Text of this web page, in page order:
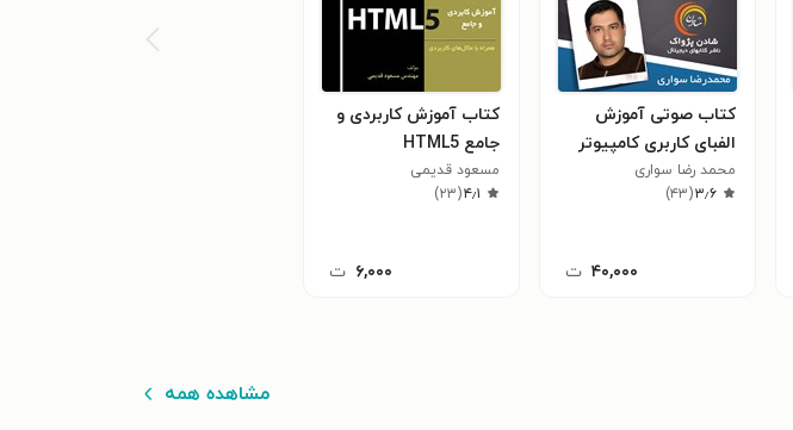
کتاب صوتی آموزش
الفبای کاربری کامپیوتر
محمد رضا سواری
۳٫۶(۴۳)
۴۰,۰۰۰ ت
کتاب آموزش کاربردی و
جامع HTML5
مسعود قدیمی
۴٫۱(۲۳)
۶,۰۰۰ ت
مشاهده همه